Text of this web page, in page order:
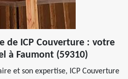
de ICP Couverture : votre
à Faumont (59310)
et son expertise, ICP Couverture